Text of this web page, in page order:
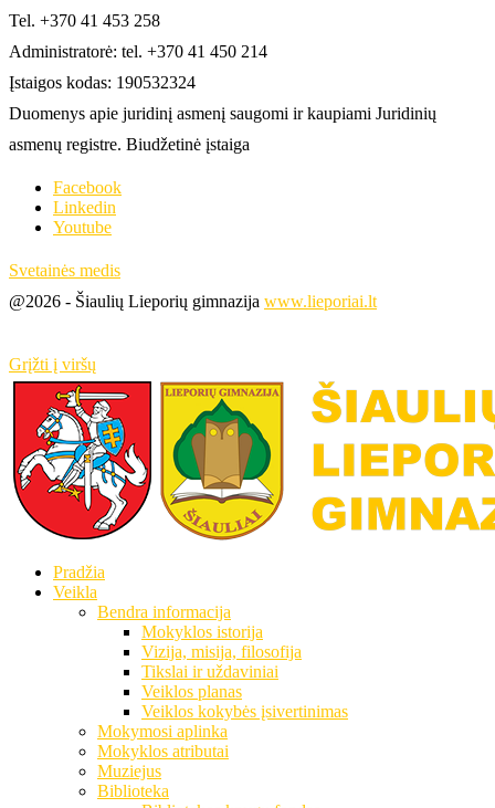
Tel. +370 41 453 258
Administratorė: tel. +370 41 450 214
Įstaigos kodas: 190532324
Duomenys apie juridinį asmenį saugomi ir kaupiami Juridinių
asmenų registre. Biudžetinė įstaiga
Facebook
Linkedin
Youtube
Svetainės medis
@2026 - Šiaulių Lieporių gimnazija www.lieporiai.lt
Grįžti į viršų
Pradžia
Veikla
Bendra informacija
Mokyklos istorija
Vizija, misija, filosofija
Tikslai ir uždaviniai
Veiklos planas
Veiklos kokybės įsivertinimas
Mokymosi aplinka
Mokyklos atributai
Muziejus
Biblioteka